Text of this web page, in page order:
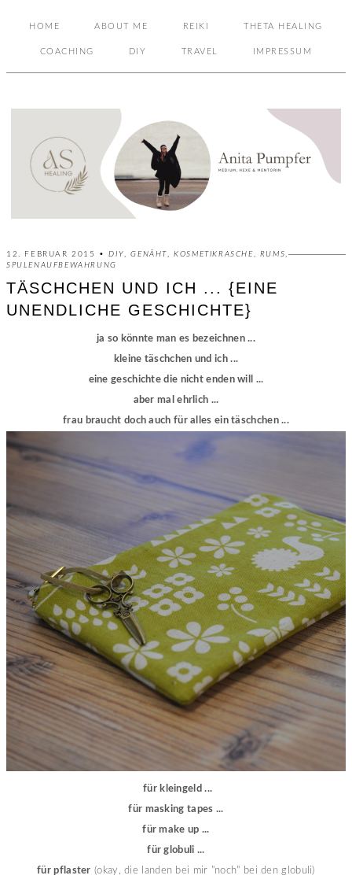
HOME ABOUT ME REIKI THETA HEALING
COACHING DIY TRAVEL IMPRESSUM
12. FEBRUAR 2015 •DIY ,GENÄHT ,KOSMETIKRASCHE RUMS
SPULENAUFBEWAHRUNG
TÄSCHCHEN UND ICH ... {EINE
UNENDLICHE GESCHICHTE}
ja so könnte man es bezeichnen ...
kleine täschchen und ich ...
eine geschichte die nicht enden will ...
aber mal ehrlich ...
frau braucht doch auch für alles ein täschchen ...
für kleingeld ...
für masking tapes ...
für make up ...
für globuli ...
für pflaster (okay, die landen bei mir "noch" bei den globuli)